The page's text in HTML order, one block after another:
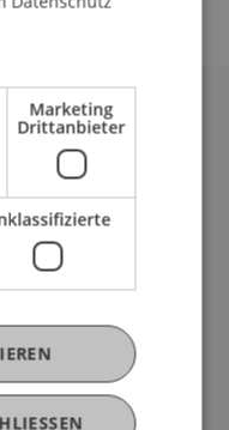
Marketing
Drittanbieter